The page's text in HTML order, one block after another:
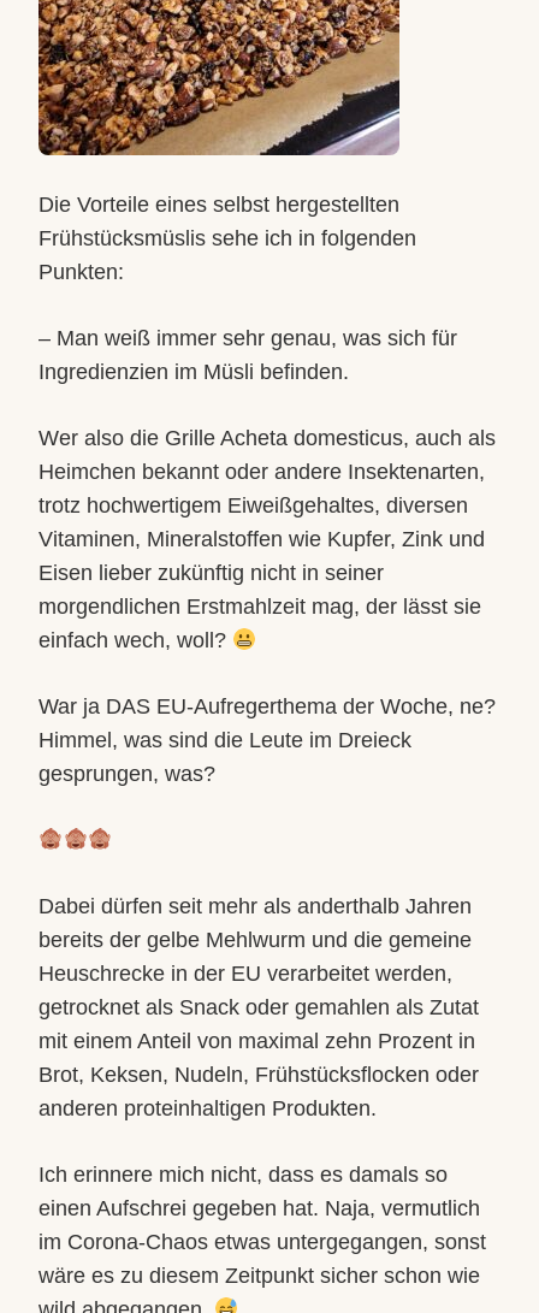
Die Vorteile eines selbst hergestellten
Frühstücksmüslis sehe ich in folgenden
Punkten:
– Man weiß immer sehr genau, was sich für
Ingredienzien im Müsli befinden.
Wer also die Grille Acheta domesticus, auch als
Heimchen bekannt oder andere Insektenarten,
trotz hochwertigem Eiweißgehaltes, diversen
Vitaminen, Mineralstoffen wie Kupfer, Zink und
Eisen lieber zukünftig nicht in seiner
morgendlichen Erstmahlzeit mag, der lässt sie
einfach wech, woll?
War ja DAS EU-Aufregerthema der Woche, ne?
Himmel, was sind die Leute im Dreieck
gesprungen, was?
Dabei dürfen seit mehr als anderthalb Jahren
bereits der gelbe Mehlwurm und die gemeine
Heuschrecke in der EU verarbeitet werden,
getrocknet als Snack oder gemahlen als Zutat
mit einem Anteil von maximal zehn Prozent in
Brot, Keksen, Nudeln, Frühstücksflocken oder
anderen proteinhaltigen Produkten.
Ich erinnere mich nicht, dass es damals so
einen Aufschrei gegeben hat. Naja, vermutlich
im Corona-Chaos etwas untergegangen, sonst
wäre es zu diesem Zeitpunkt sicher schon wie